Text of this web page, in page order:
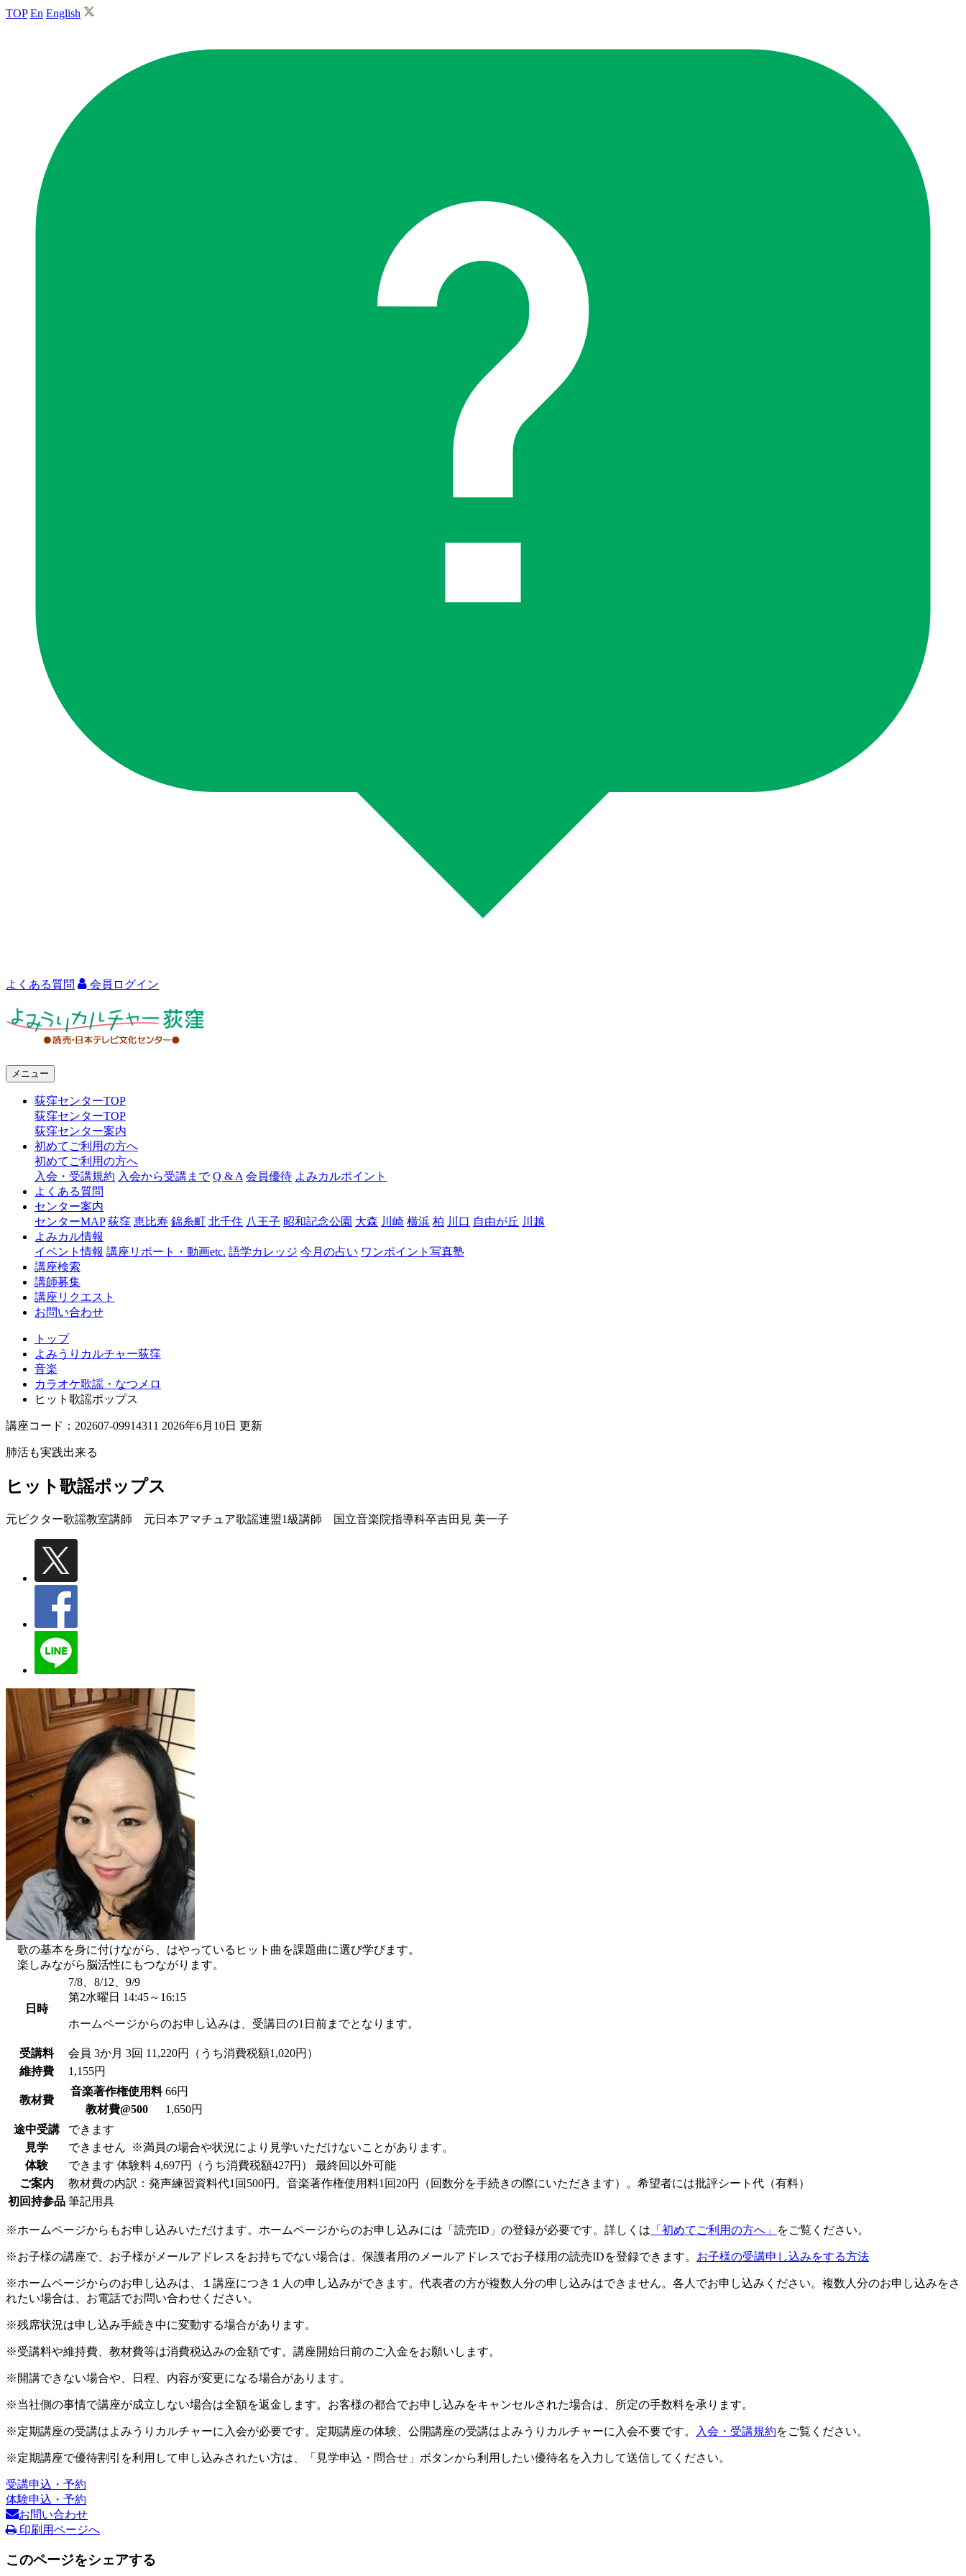
TOP En English
よくある質問 会員ログイン
ャ
荻
窪
メニュー
荻窪センターTOP
荻窪センターTOP
荻窪センター案内
初めてご利用の方へ
初めてご利用の方へ
入会・受講規約 入会から受講まで Q & A 会員優待 よみカルポイント
よくある質問
センター案内
センターMAP 荻窪 恵比寿 錦糸町 北千住 八王子 昭和記念公園 大森 川崎 横浜 柏 川口 自由が丘 川越
よみカル情報
イベント情報 講座リポート・動画etc. 語学カレッジ 今月の占い ワンポイント写真塾
講座検索
講師募集
講座リクエスト
お問い合わせ
トップ
よみうりカルチャー荻窪
音楽
カラオケ歌謡・なつメロ
ヒット歌謡ポップス
講座コード：202607-09914311 2026年6月10日 更新
肺活も実践出来る
ヒット歌謡ポップス
元ビクター歌謡教室講師 元日本アマチュア歌謡連盟1級講師 国立音楽院指導科卒吉田見 美一子
歌の基本を身に付けながら、はやっているヒット曲を課題曲に選び学びます。
楽しみながら脳活性にもつながります。
日時
7/8、8/12、9/9
第2水曜日 14:45～16:15
ホームページからのお申し込みは、受講日の1日前までとなります。
受講料 会員 3か月 3回 11,220円（うち消費税額1,020円）
維持費
1,155円
教材費
音楽著作権使用料 66円
教材費@500
1,650円
途中受講
できます
見学
できません
※満員の場合や状況により見学いただけないことがあります。
体験
できます 体験料 4,697円（うち消費税額427円） 最終回以外可能
ご案内
教材費の内訳：発声練習資料代1回500円。音楽著作権使用料1回20円（回数分を手続きの際にいただきます）。希望者には批評シート代（有料）
初回持参品 筆記用具
※ホームページからもお申し込みいただけます。ホームページからのお申し込みには「読売ID」の登録が必要です。詳しくは 「初めてご利用の方へ」 をご覧ください。
※お子様の講座で、お子様がメールアドレスをお持ちでない場合は、保護者用のメールアドレスでお子様用の読売IDを登録できます。 お子様の受講申し込みをする方法
※ホームページからのお申し込みは、１講座につき１人の申し込みができます。代表者の方が複数人分の申し込みはできません。各人でお申し込みください。複数人分のお申し込みをさ
れたい場合は、お電話でお問い合わせください。
※残席状況は申し込み手続き中に変動する場合があります。
※受講料や維持費、教材費等は消費税込みの金額です。講座開始日前のご入金をお願いします。
※開講できない場合や、日程、内容が変更になる場合があります。
※当社側の事情で講座が成立しない場合は全額を返金します。お客様の都合でお申し込みをキャンセルされた場合は、所定の手数料を承ります。
※定期講座の受講はよみうりカルチャーに入会が必要です。定期講座の体験、公開講座の受講はよみうりカルチャーに入会不要です。 入会・受講規約をご覧ください。
※定期講座で優待割引を利用して申し込みされたい方は、「見学申込・問合せ」ボタンから利用したい優待名を入力して送信してください。
受講申込・予約
体験申込・予約
お問い合わせ
印刷用ページへ
このページをシェアする